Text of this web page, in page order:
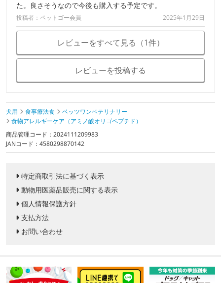
た。良さそうなので今後も購入する予定です。
投稿者：ペットゴー会員 2025年1月29日
レビューをすべて見る（1件）
レビューを投稿する
犬用 食事療法食
ベッツワンベテリナリー
食物アレルギーケア（アミノ酸オリゴペプチド）
商品管理コード：2024111209983
JANコード：4580298870142
特定商取引法に基づく表示
動物用医薬品販売に関する表示
個人情報保護方針
支払方法
お問い合わせ